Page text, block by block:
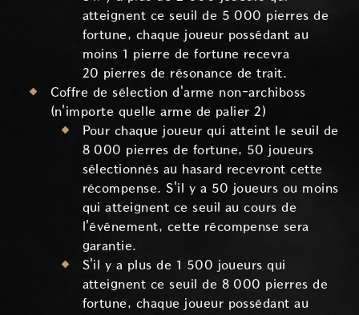
atteignent ce seuil de 5 000 pierres de
fortune, chaque joueur possédant au
moins 1 pierre de fortune recevra
20 pierres de résonance de trait.
Coffre de sélection d'arme non-archiboss
(n'importe quelle arme de palier 2)
Pour chaque joueur qui atteint le seuil de
8 000 pierres de fortune, 50 joueurs
sélectionnés au hasard recevront cette
récompense. S'il y a 50 joueurs ou moins
qui atteignent ce seuil au cours de
l'événement, cette récompense sera
garantie.
S'il y a plus de 1 500 joueurs qui
atteignent ce seuil de 8 000 pierres de
fortune, chaque joueur possédant au